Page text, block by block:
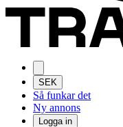
SEK
Så funkar det
Ny annons
Logga in